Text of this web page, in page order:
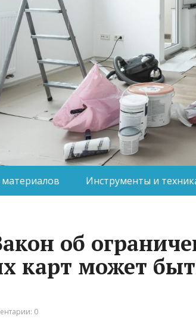
Инструменты и
об
карт может
0